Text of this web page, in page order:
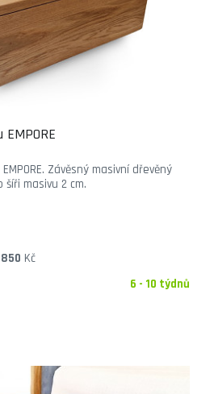
Závěsný masivní dřevěný
masivu 2 cm.
Kč
6 - 10 týdnů